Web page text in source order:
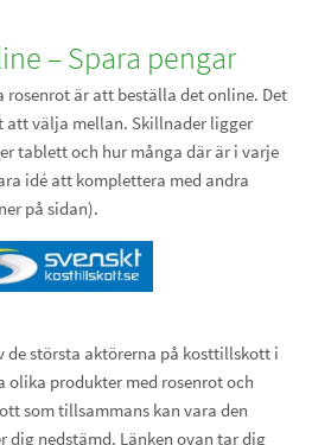
– Spara pengar
är att beställa det online. Det
att välja mellan. Skillnader ligger
tablett och hur många där är i varje
idé att komplettera med andra
på sidan).
de största aktörerna på kosttillskott i
olika produkter med rosenrot och
som tillsammans kan vara den
dig nedstämd. Länken ovan tar dig